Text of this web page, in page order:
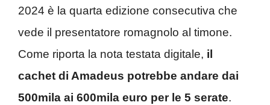
2024 è la quarta edizione consecutiva che
vede il presentatore romagnolo al timone.
Come riporta la nota testata digitale, il
cachet di Amadeus potrebbe andare dai
500mila ai 600mila euro per le 5 serate.